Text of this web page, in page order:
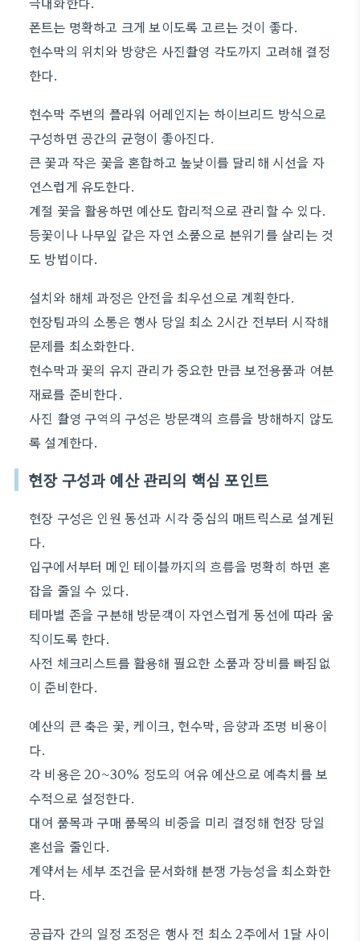
폰트는 명확하고 크게 보이도록 고르는 것이 좋다.
현수막의 위치와 방향은 사진촬영 각도까지 고려해 결정
한다.
현수막 주변의 플라워 어레인지는 하이브리드 방식으로
구성하면 공간의 균형이 좋아진다.
큰 꽃과 작은 꽃을 혼합하고 높낮이를 달리해 시선을 자
연스럽게 유도한다.
계절 꽃을 활용하면 예산도 합리적으로 관리할 수 있다.
등꽃이나 나무잎 같은 자연 소품으로 분위기를 살리는 것
도 방법이다.
설치와 해체 과정은 안전을 최우선으로 계획한다.
현장팀과의 소통은 행사 당일 최소 2시간 전부터 시작해
문제를 최소화한다.
현수막과 꽃의 유지 관리가 중요한 만큼 보전용품과 여분
재료를 준비한다.
사진 촬영 구역의 구성은 방문객의 흐름을 방해하지 않도
록 설계한다.
현장 구성과 예산 관리의 핵심 포인트
현장 구성은 인원 동선과 시각 중심의 매트릭스로 설계된
다.
입구에서부터 메인 테이블까지의 흐름을 명확히 하면 혼
잡을 줄일 수 있다.
테마별 존을 구분해 방문객이 자연스럽게 동선에 따라 움
직이도록 한다.
사전 체크리스트를 활용해 필요한 소품과 장비를 빠짐없
이 준비한다.
예산의 큰 축은 꽃, 케이크, 현수막, 음향과 조명 비용이
다.
각 비용은 20~30% 정도의 여유 예산으로 예측치를 보
수적으로 설정한다.
대여 품목과 구매 품목의 비중을 미리 결정해 현장 당일
혼선을 줄인다.
계약서는 세부 조건을 문서화해 분쟁 가능성을 최소화한
다.
공급자 간의 일정 조정은 행사 전 최소 2주에서 1달 사이